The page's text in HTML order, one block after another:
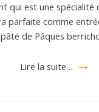
qui est une spécialité
parfaite comme
de Pâques
Lire la suite…